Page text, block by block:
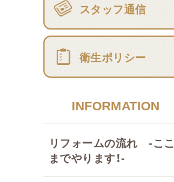
スタッフ通信
衛生ポリシー
INFORMATION
リフォームの流れ -ここ
までやります！-